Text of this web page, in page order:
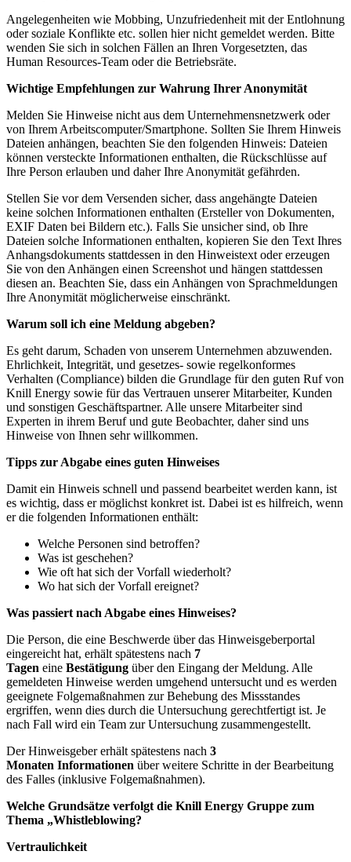
Angelegenheiten wie Mobbing, Unzufriedenheit mit der Entlohnung
oder soziale Konflikte etc. sollen hier nicht gemeldet werden. Bitte
wenden Sie sich in solchen Fällen an Ihren Vorgesetzten, das
Human Resources-Team oder die Betriebsräte.
Wichtige Empfehlungen zur Wahrung Ihrer Anonymität
Melden Sie Hinweise nicht aus dem Unternehmensnetzwerk oder
von Ihrem Arbeitscomputer/Smartphone. Sollten Sie Ihrem Hinweis
Dateien anhängen, beachten Sie den folgenden Hinweis: Dateien
können versteckte Informationen enthalten, die Rückschlüsse auf
Ihre Person erlauben und daher Ihre Anonymität gefährden.
Stellen Sie vor dem Versenden sicher, dass angehängte Dateien
keine solchen Informationen enthalten (Ersteller von Dokumenten,
EXIF Daten bei Bildern etc.). Falls Sie unsicher sind, ob Ihre
Dateien solche Informationen enthalten, kopieren Sie den Text Ihres
Anhangsdokuments stattdessen in den Hinweistext oder erzeugen
Sie von den Anhängen einen Screenshot und hängen stattdessen
diesen an. Beachten Sie, dass ein Anhängen von Sprachmeldungen
Ihre Anonymität möglicherweise einschränkt.
Warum soll ich eine Meldung abgeben?
Es geht darum, Schaden von unserem Unternehmen abzuwenden.
Ehrlichkeit, Integrität, und gesetzes- sowie regelkonformes
Verhalten (Compliance) bilden die Grundlage für den guten Ruf von
Knill Energy sowie für das Vertrauen unserer Mitarbeiter, Kunden
und sonstigen Geschäftspartner. Alle unsere Mitarbeiter sind
Experten in ihrem Beruf und gute Beobachter, daher sind uns
Hinweise von Ihnen sehr willkommen.
Tipps zur Abgabe eines guten Hinweises
Damit ein Hinweis schnell und passend bearbeitet werden kann, ist
es wichtig, dass er möglichst konkret ist. Dabei ist es hilfreich, wenn
er die folgenden Informationen enthält:
Welche Personen sind betroffen?
Was ist geschehen?
Wie oft hat sich der Vorfall wiederholt?
Wo hat sich der Vorfall ereignet?
Was passiert nach Abgabe eines Hinweises?
Die Person, die eine Beschwerde über das Hinweisgeberportal
eingereicht hat, erhält spätestens nach 7
Tagen eine Bestätigung über den Eingang der Meldung. Alle
gemeldeten Hinweise werden umgehend untersucht und es werden
geeignete Folgemaßnahmen zur Behebung des Missstandes
ergriffen, wenn dies durch die Untersuchung gerechtfertigt ist. Je
nach Fall wird ein Team zur Untersuchung zusammengestellt.
Der Hinweisgeber erhält spätestens nach 3
Monaten Informationen über weitere Schritte in der Bearbeitung
des Falles (inklusive Folgemaßnahmen).
Welche Grundsätze verfolgt die Knill Energy Gruppe zum
Thema „Whistleblowing?
Vertraulichkeit